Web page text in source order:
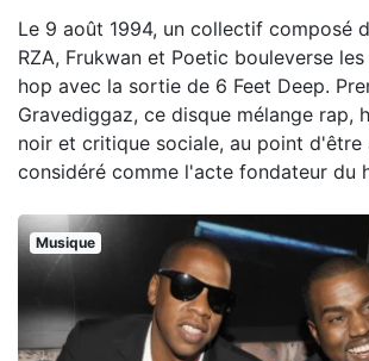
Le 9 août 1994, un collectif composé
RZA, Frukwan et Poetic bouleverse
hop avec la sortie de 6 Feet Deep.
Gravediggaz, ce disque mélange rap,
noir et critique sociale, au point d'être
considéré comme l'acte fondateur du
Musique